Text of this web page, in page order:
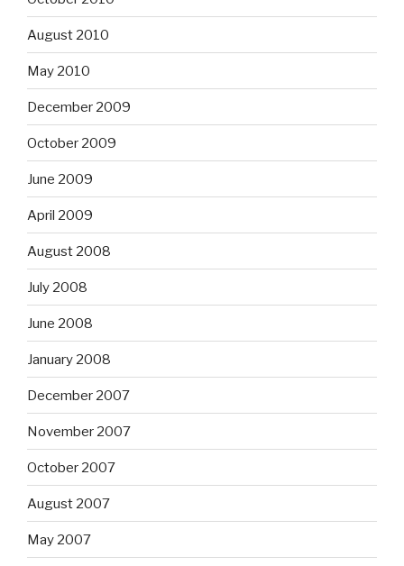
August 2010
May 2010
December 2009
October 2009
June 2009
April 2009
August 2008
July 2008
June 2008
January 2008
December 2007
November 2007
October 2007
August 2007
May 2007